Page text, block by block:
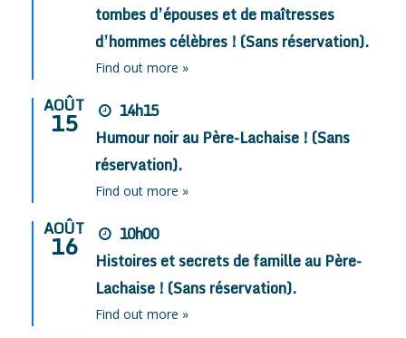
tombes d’épouses et de maîtresses
d’hommes célèbres ! (Sans réservation).
Find out more »
AOÛT
15
14h15
Humour noir au Père-Lachaise ! (Sans
réservation).
Find out more »
AOÛT
16
10h00
Histoires et secrets de famille au Père-
Lachaise ! (Sans réservation).
Find out more »